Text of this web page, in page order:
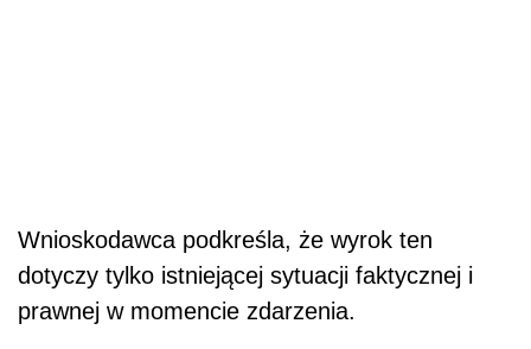
Wnioskodawca podkreśla, że wyrok ten
dotyczy tylko istniejącej sytuacji faktycznej i
prawnej w momencie zdarzenia.